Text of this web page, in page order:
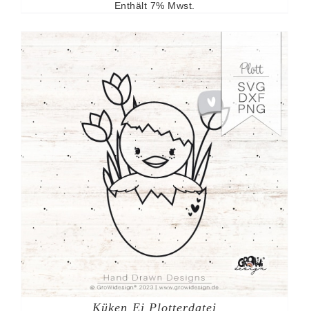
Enthält 7% Mwst.
Küken Ei Plotterdatei